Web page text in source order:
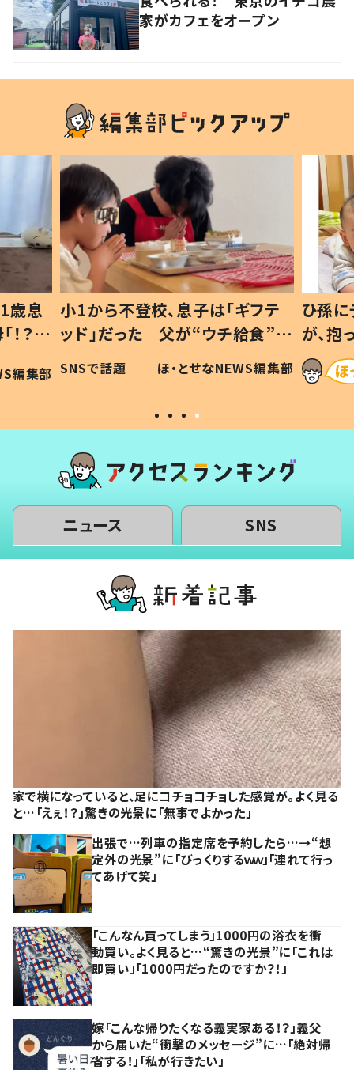
家がカフェをオープン
歳息
？」
編集部
小1から不登校、息子は「ギフテ
ッド」だった 父が“ウチ給食”を
作り続ける理由とは #令和の親
#令和の子
SNSで話題 ほ・とせなNEWS編集部
ひ孫
が、
「涙が
い」
ニュース SNS
家で横になっていると、足にコチョコチョした感覚が。よく見る
と…「えぇ！？」驚きの光景に「無事でよかった」
出張で…列車の指定席を予約したら…→“想
定外の光景”に「びっくりするｗｗ」「連れて行っ
てあげて笑」
「こんなん買ってしまう」1000円の浴衣を衝
動買い。よく見ると…“驚きの光景”に「これは
即買い」「1000円だったのですか？！」
嫁「こんな帰りたくなる義実家ある！？」義父
から届いた“衝撃のメッセージ”に…「絶対帰
省する！」「私が行きたい」